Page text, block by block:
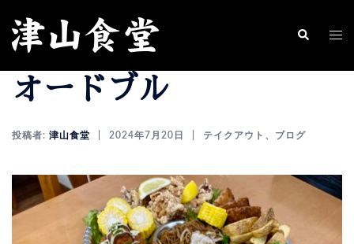
ン
へ
キ
検
ト
ー
オードブル
投稿者: 津山食堂 2024年7月20日 テイクアウト 、 ブログ